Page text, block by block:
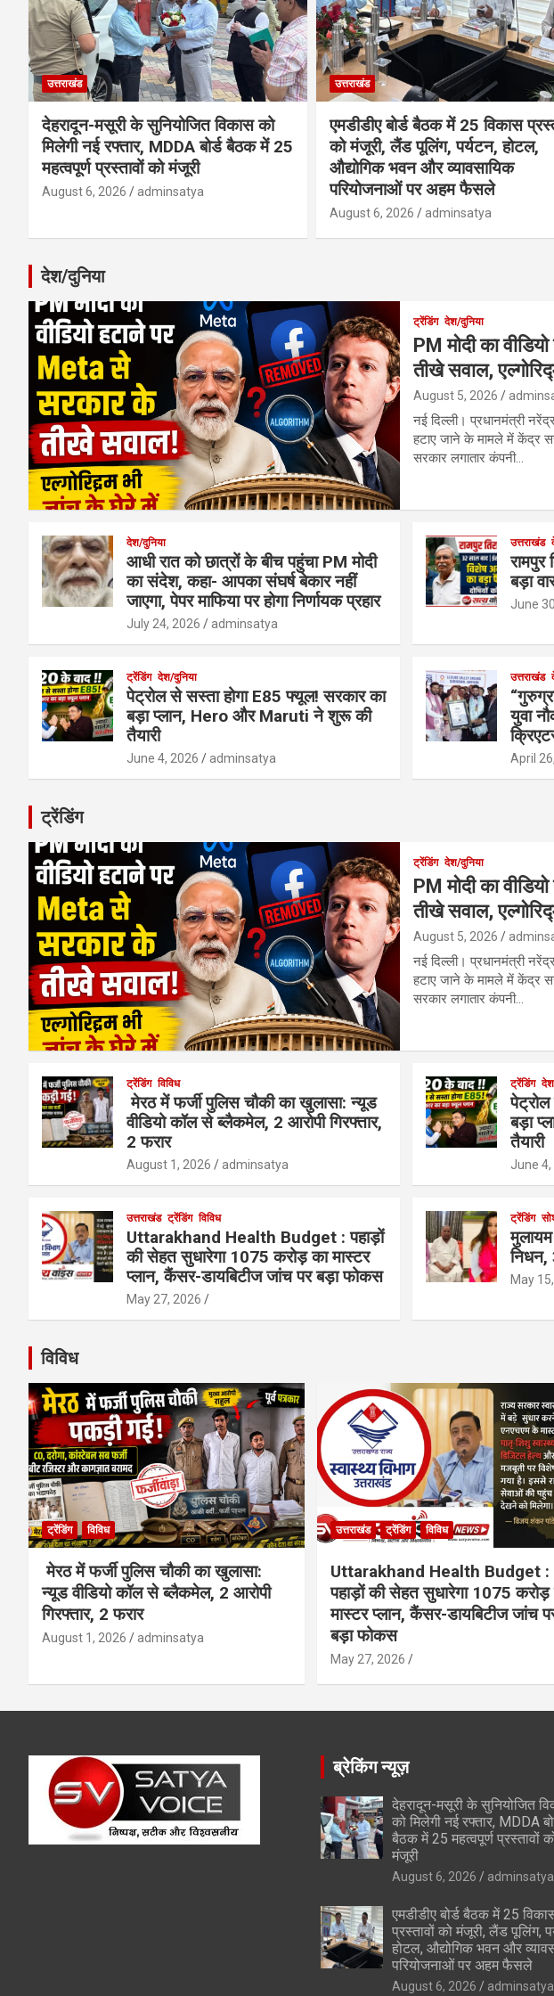
उत्तराखंड
देहरादून-मसूरी के सुनियोजित विकास को
मिलेगी नई रफ्तार, MDDA बोर्ड बैठक में 25
महत्वपूर्ण प्रस्तावों को मंजूरी
August 6, 2026 adminsatya
उत्तराखंड
एमडीडीए बोर्ड बैठक में 25 विकास
को मंजूरी, लैंड पूलिंग, पर्यटन, होटल,
औद्योगिक भवन और व्यावसायिक
परियोजनाओं पर अहम फैसले
August 6, 2026 adminsatya
देश/दुनिया
ट्रेंडिंग देश/दुनिया
PM मोदी का
तीखे सवाल,
August 5, 2026
नई दिल्ली। प्रधानमंत्री
हटाए जाने के मामले में केंद्र
सरकार लगातार कंपनी…
देश/दुनिया
आधी रात को छात्रों के बीच पहुंचा PM मोदी
का संदेश, कहा- आपका संघर्ष बेकार नहीं
जाएगा, पेपर माफिया पर होगा निर्णायक प्रहार
July 24, 2026 adminsatya
उत्तराखंड
बड़ा
June
ट्रेंडिंग देश/दुनिया
पेट्रोल से सस्ता होगा E85 फ्यूल! सरकार का
बड़ा प्लान, Hero और Maruti ने शुरू की
तैयारी
June 4, 2026 adminsatya
उत्तराखंड
युवा
April
ट्रेंडिंग
ट्रेंडिंग देश/दुनिया
PM मोदी का
तीखे सवाल,
August 5, 2026
नई दिल्ली। प्रधानमंत्री
हटाए जाने के मामले में केंद्र
सरकार लगातार कंपनी…
ट्रेंडिंग विविध
मेरठ में फर्जी पुलिस चौकी का खुलासा: न्यूड
वीडियो कॉल से ब्लैकमेल, 2 आरोपी गिरफ्तार,
2 फरार
August 1, 2026 adminsatya
ट्रेंडिंग
बड़ा
तैयारी
June 4,
उत्तराखंड ट्रेंडिंग विविध
Uttarakhand Health Budget : पहाड़ों
की सेहत सुधारेगा 1075 करोड़ का मास्टर
प्लान, कैंसर-डायबिटीज जांच पर बड़ा फोकस
May 27, 2026
ट्रेंडिंग
निधन,
May
विविध
ट्रेंडिंग विविध
मेरठ में फर्जी पुलिस चौकी का खुलासा:
न्यूड वीडियो कॉल से ब्लैकमेल, 2 आरोपी
गिरफ्तार, 2 फरार
August 1, 2026 adminsatya
उत्तराखंड ट्रेंडिंग विविध
Uttarakhand Health Budget :
पहाड़ों की सेहत सुधारेगा 1075 करोड़
मास्टर प्लान, कैंसर-डायबिटीज जांच
बड़ा फोकस
May 27, 2026
ब्रेकिंग न्यूज़
देहरादून-मसूरी के सुनियोजित
को मिलेगी नई रफ्तार, MDDA
बैठक में 25 महत्वपूर्ण प्रस्तावों
मंजूरी
August 6, 2026 adminsatya
एमडीडीए बोर्ड बैठक में 25
प्रस्तावों को मंजूरी, लैंड पूलिंग,
होटल, औद्योगिक भवन और
परियोजनाओं पर अहम फैसले
August 6, 2026 adminsatya